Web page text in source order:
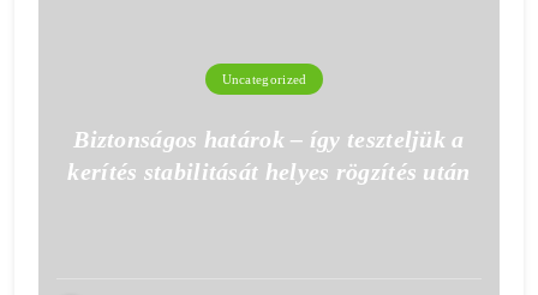
Uncategorized
Biztonságos határok – így teszteljük a
kerítés stabilitását helyes rögzítés után